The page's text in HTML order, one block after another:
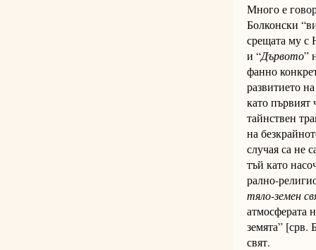
Много е
Болконски
сре­ща­та му с
и “Дървото”
фанно
развитието
ка­то първият
тайн­ст­вен
на
случая са не
тъй като
рал­но-
тяло-земен
атмосферата
земята” [срв.
свят.